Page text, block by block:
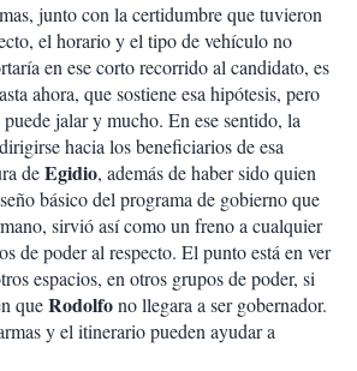
junto con la certidumbre que tuvieron
el horario y el tipo de vehículo no
en ese corto recorrido al candidato, es
ahora, que sostiene esa hipótesis, pero
jalar y mucho. En ese sentido, la
hacia los beneficiarios de esa
deEgidio, además de haber sido quien
básico del programa de gobierno que
sirvió así como un freno a cualquier
de poder al respecto. El punto está en ver
espacios, en otros grupos de poder, si
queRodolfono llegara a ser gobernador.
y el itinerario pueden ayudar a